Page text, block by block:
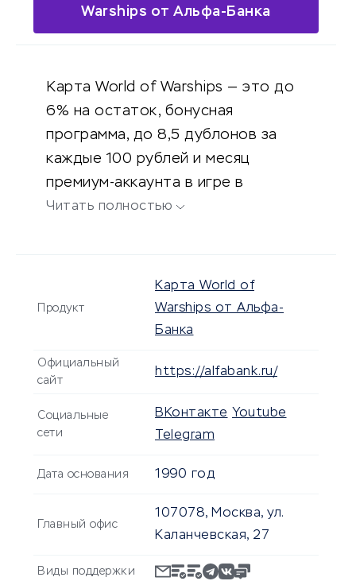
Warships от Альфа-Банка
Карта World of Warships — это до
6% на остаток, бонусная
программа, до 8,5 дублонов за
каждые 100 рублей и месяц
премиум-аккаунта в игре в
подарок.
Читать полностью
Продукт
Карта World of
Warships от Альфа-
Банка
Официальный
сайт
https://alfabank.ru/
Социальные
сети
ВКонтакте Youtube
Telegram
Дата основания 1990 год
Главный офис
107078, Москва, ул.
Каланчевская, 27
Виды поддержки